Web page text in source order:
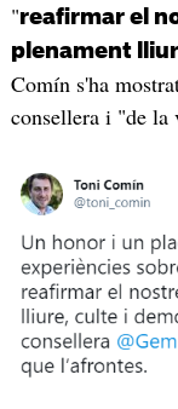
"reafirmar el
plenament
Comín s'ha
consellera i "de la